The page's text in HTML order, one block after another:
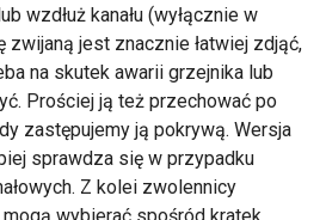
wzdłuż kanału (wyłącznie w
zwijaną jest znacznie łatwiej zdjąć,
na skutek awarii grzejnika lub
Prościej ją też przechować po
zastępujemy ją pokrywą. Wersja
sprawdza się w przypadku
Z kolei zwolennicy